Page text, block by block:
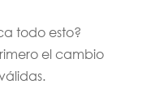
todo esto?
el cambio